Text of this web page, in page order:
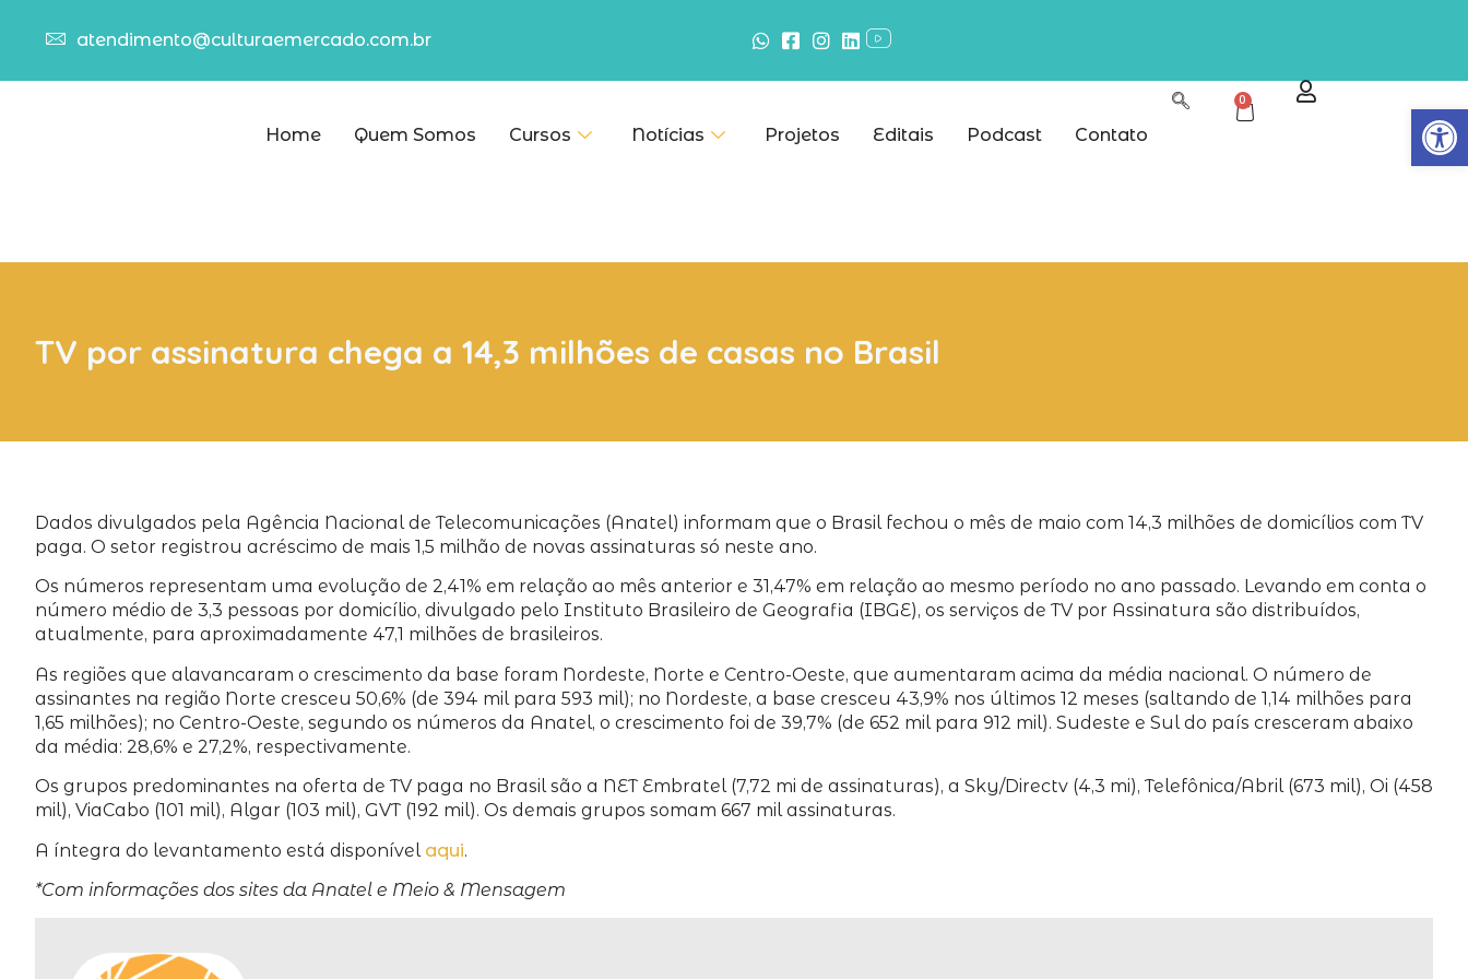
Abrir
atendimento@culturaemercado.com.br
Home Quem Somos Cursos Notícias Projetos Editais Podcast Contato
0
TV por assinatura chega a 14,3 milhões de casas no Brasil
Dados divulgados pela Agência Nacional de Telecomunicações (Anatel) informam que o Brasil fechou o mês de maio com 14,3 milhões de domicílios com TV
paga. O setor registrou acréscimo de mais 1,5 milhão de novas assinaturas só neste ano.
Os números representam uma evolução de 2,41% em relação ao mês anterior e 31,47% em relação ao mesmo período no ano passado. Levando em conta o
número médio de 3,3 pessoas por domicílio, divulgado pelo Instituto Brasileiro de Geografia (IBGE), os serviços de TV por Assinatura são distribuídos,
atualmente, para aproximadamente 47,1 milhões de brasileiros.
As regiões que alavancaram o crescimento da base foram Nordeste, Norte e Centro-Oeste, que aumentaram acima da média nacional. O número de
assinantes na região Norte cresceu 50,6% (de 394 mil para 593 mil); no Nordeste, a base cresceu 43,9% nos últimos 12 meses (saltando de 1,14 milhões para
1,65 milhões); no Centro-Oeste, segundo os números da Anatel, o crescimento foi de 39,7% (de 652 mil para 912 mil). Sudeste e Sul do país cresceram abaixo
da média: 28,6% e 27,2%, respectivamente.
Os grupos predominantes na oferta de TV paga no Brasil são a NET Embratel (7,72 mi de assinaturas), a Sky/Directv (4,3 mi), Telefônica/Abril (673 mil), Oi (458
mil), ViaCabo (101 mil), Algar (103 mil), GVT (192 mil). Os demais grupos somam 667 mil assinaturas.
A íntegra do levantamento está disponível aqui.
*Com informações dos sites da Anatel e Meio & Mensagem